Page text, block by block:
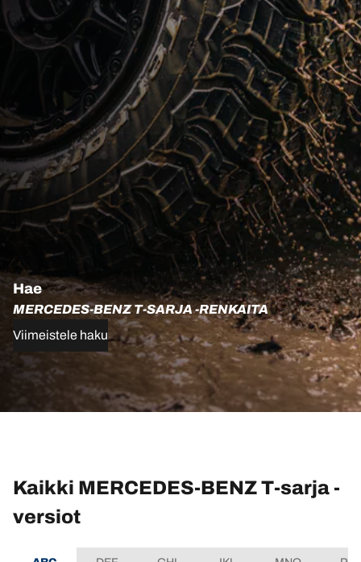
Hae
MERCEDES-BENZ T-SARJA -RENKAITA
Viimeistele haku
Kaikki MERCEDES-BENZ T-sarja -
versiot